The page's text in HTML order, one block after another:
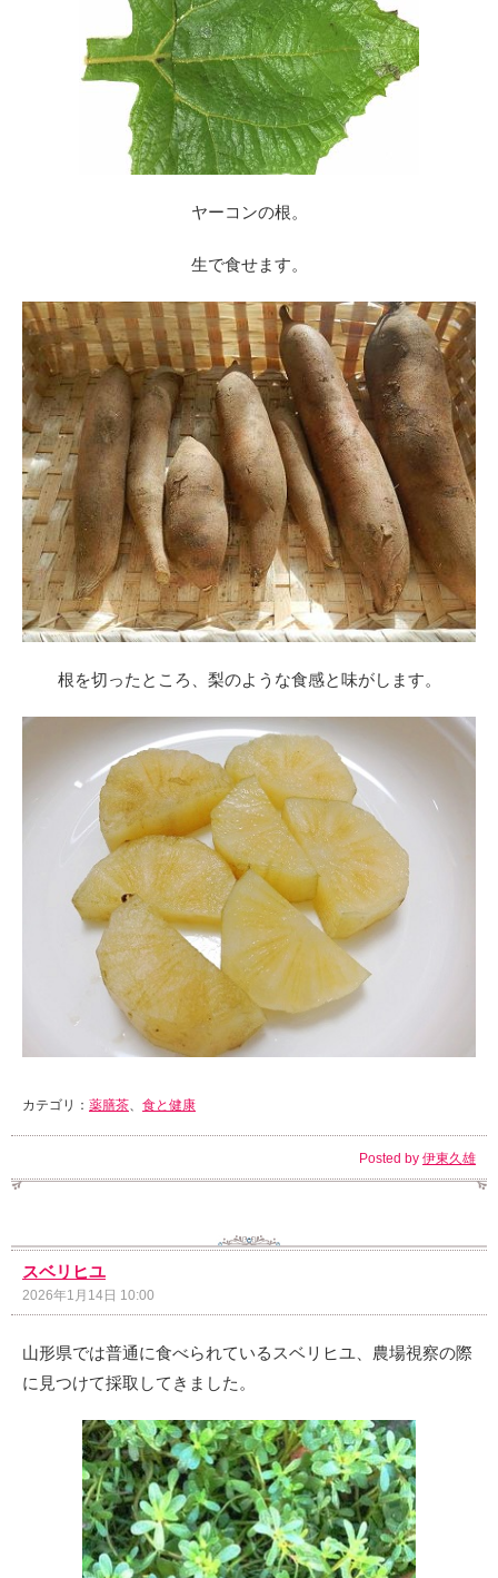
ヤーコンの根。
生で食せます。
根を切ったところ、梨のような食感と味がします。
カテゴリ： 薬膳茶 食と健康
Posted by 伊東久雄
スベリヒユ
2026年1月14日 10:00
山形県では普通に食べられているスベリヒユ、農場視察の際
に見つけて採取してきました。